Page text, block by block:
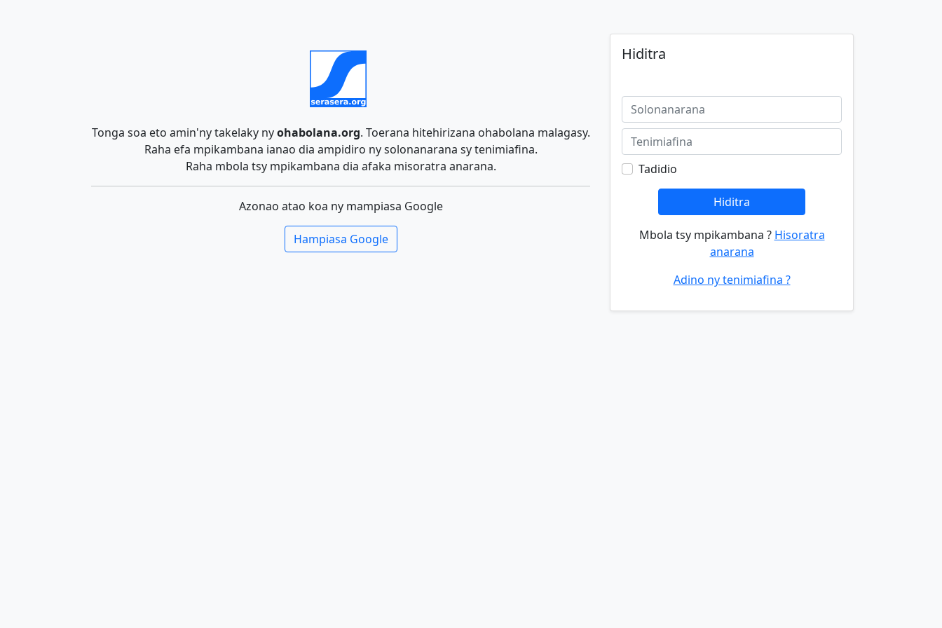
Tonga soa eto amin'ny takelaky nyohabolana.org. Toerana hitehirizana ohabolana malagasy.
Raha efa mpikambana ianao dia ampidiro ny solonanarana sy tenimiafina.
Raha mbola tsy mpikambana dia afaka misoratra anarana.
Azonao atao koa ny mampiasa Google
Hampiasa Google
Hiditra
Tadidio
Hiditra
Mbola tsy mpikambana ? Hisoratra
anarana
Adino ny tenimiafina ?